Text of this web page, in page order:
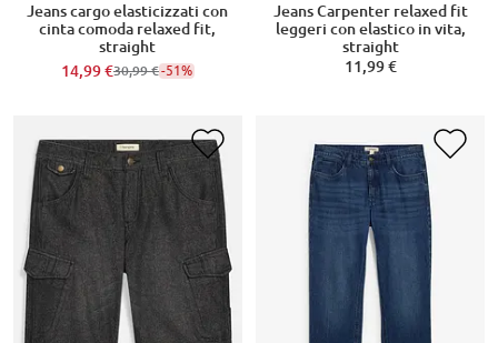
Jeans cargo elasticizzati con
cinta comoda relaxed fit,
straight
14,99 €30,99 €-51%
Jeans Carpenter relaxed fit
leggeri con elastico in vita,
straight
11,99 €